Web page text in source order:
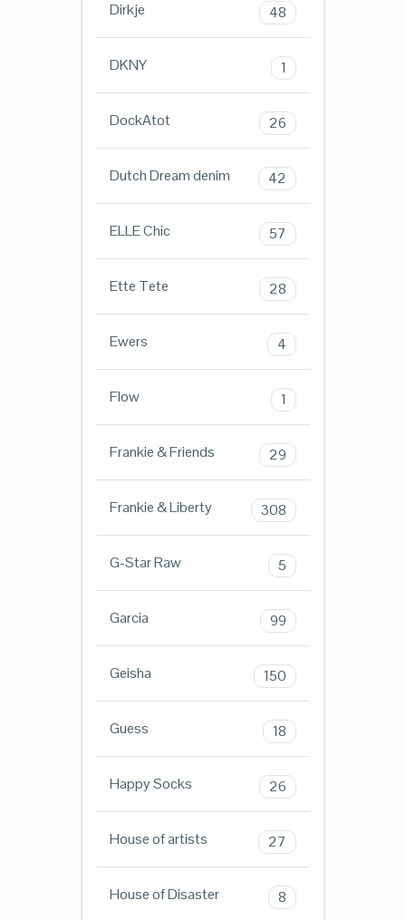
Dirkje 48
DKNY 1
DockAtot 26
Dutch Dream denim 42
ELLE Chic 57
Ette Tete 28
Ewers 4
Flow 1
Frankie & Friends 29
Frankie & Liberty 308
G-Star Raw 5
Garcia 99
Geisha 150
Guess 18
Happy Socks 26
House of artists 27
House of Disaster 8